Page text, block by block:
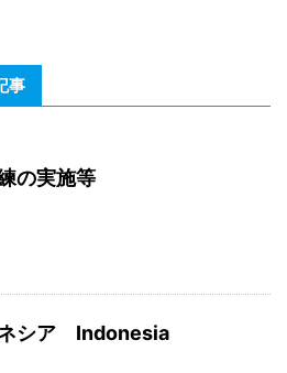
事
の実施等
シア Indonesia